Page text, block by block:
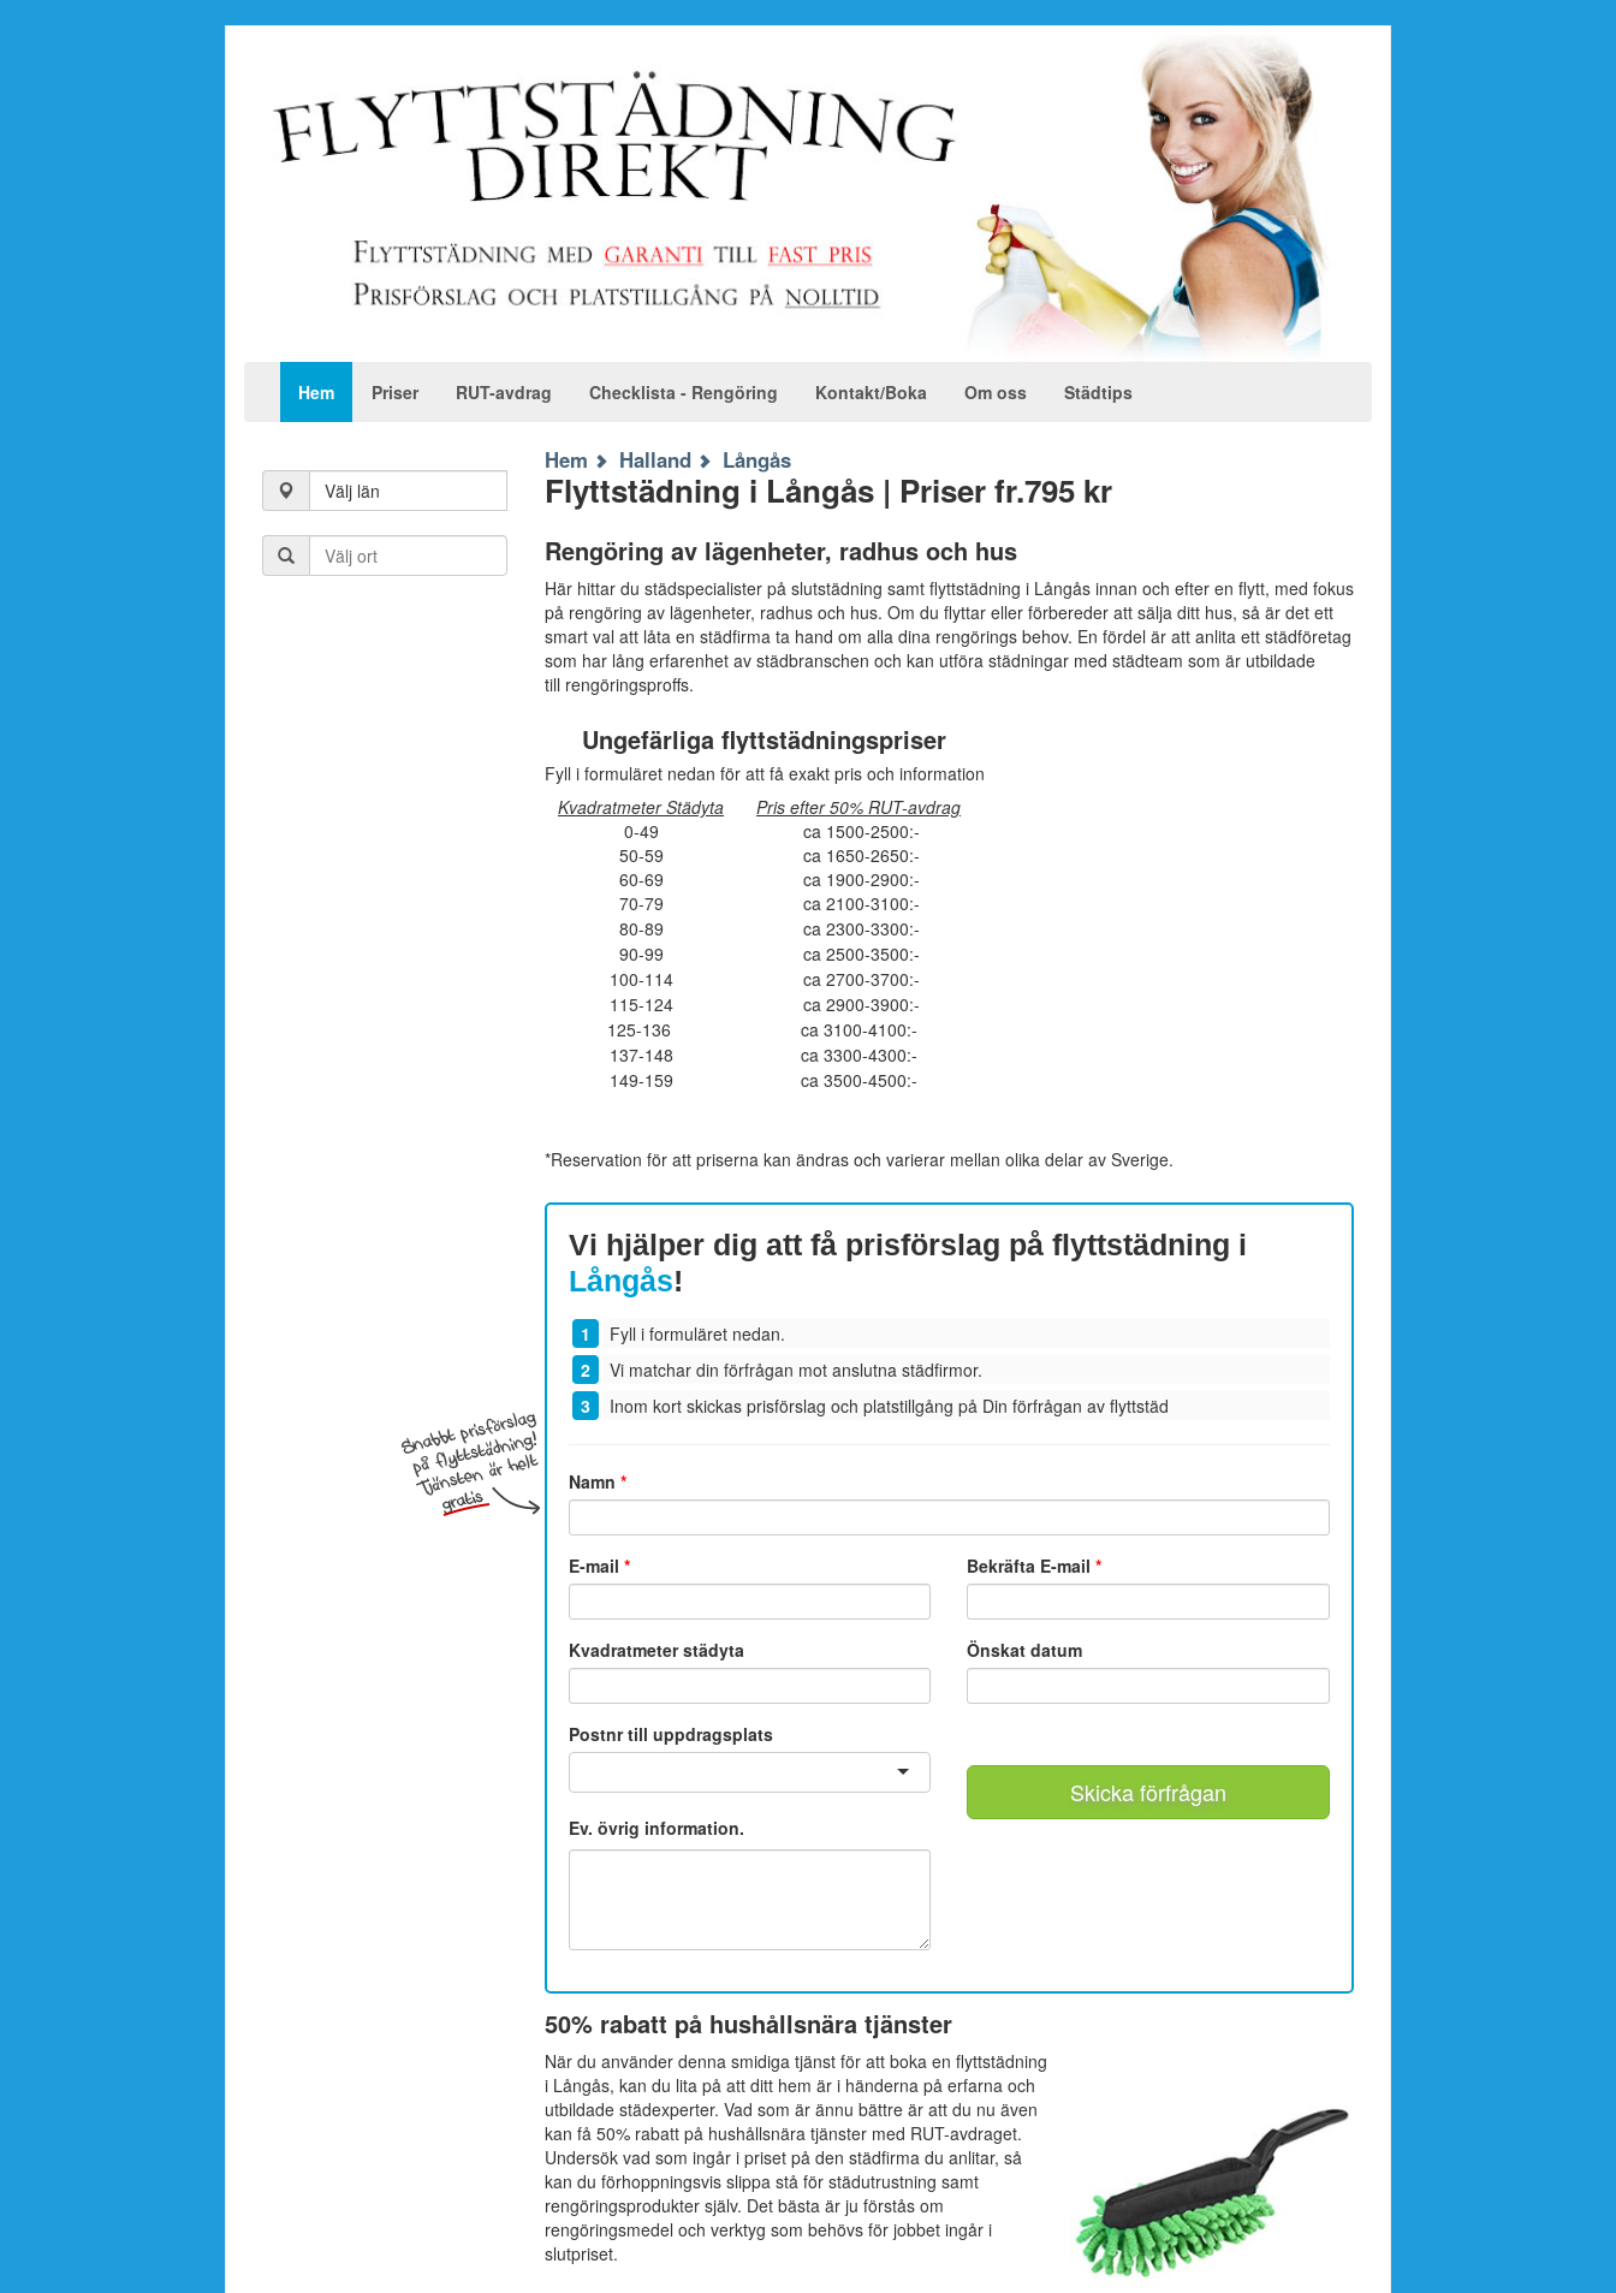
Hem Priser RUT-avdrag Checklista - Rengöring Kontakt/Boka Om oss Städtips
Välj län
Hem Halland Långås
Flyttstädning i Långås | Priser fr.795 kr
Rengöring av lägenheter, radhus och hus
Här hittar du städspecialister på slutstädning samt flyttstädning i Långås innan och efter en flytt, med fokus
på rengöring av lägenheter, radhus och hus. Om du flyttar eller förbereder att sälja ditt hus, så är det ett
smart val att låta en städfirma ta hand om alla dina rengörings behov. En fördel är att anlita ett städföretag
som har lång erfarenhet av städbranschen och kan utföra städningar med städteam som är utbildade
till rengöringsproffs.
Ungefärliga flyttstädningspriser
Fyll i formuläret nedan för att få exakt pris och information
Kvadratmeter Städyta
Pris efter 50% RUT-avdrag
0-49
ca 1500-2500:-
50-59
ca 1650-2650:-
60-69
ca 1900-2900:-
70-79
ca 2100-3100:-
80-89
ca 2300-3300:-
90-99
ca 2500-3500:-
100-114
ca 2700-3700:-
115-124
ca 2900-3900:-
125-136
ca 3100-4100:-
137-148
ca 3300-4300:-
149-159
ca 3500-4500:-
*Reservation för att priserna kan ändras och varierar mellan olika delar av Sverige.
Vi hjälper dig att få prisförslag på flyttstädning i
Långås!
Fyll i formuläret nedan.
Vi matchar din förfrågan mot anslutna städfirmor.
Inom kort skickas prisförslag och platstillgång på Din förfrågan av flyttstäd
Namn *
E-mail * Bekräfta E-mail*
Kvadratmeter städyta Önskat datum
Postnr till uppdragsplats
Ev. övrig information.
Skicka förfrågan
50% rabatt på hushållsnära tjänster
När du använder denna smidiga tjänst för att boka en flyttstädning
i Långås, kan du lita på att ditt hem är i händerna på erfarna och
utbildade städexperter. Vad som är ännu bättre är att du nu även
kan få 50% rabatt på hushållsnära tjänster med RUT-avdraget.
Undersök vad som ingår i priset på den städfirma du anlitar, så
kan du förhoppningsvis slippa stå för städutrustning samt
rengöringsprodukter själv. Det bästa är ju förstås om
rengöringsmedel och verktyg som behövs för jobbet ingår i
slutpriset.